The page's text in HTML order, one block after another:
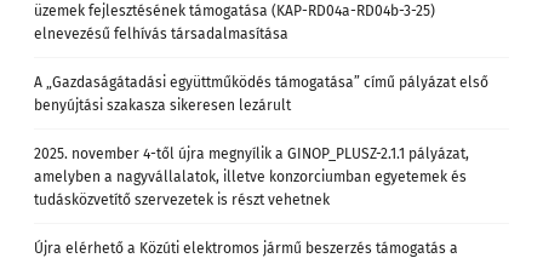
üzemek fejlesztésének támogatása (KAP-RD04a-RD04b-3-25)
elnevezésű felhívás társadalmasítása
A „Gazdaságátadási együttműködés támogatása” című pályázat első
benyújtási szakasza sikeresen lezárult
2025. november 4-től újra megnyílik a GINOP_PLUSZ-2.1.1 pályázat,
amelyben a nagyvállalatok, illetve konzorciumban egyetemek és
tudásközvetítő szervezetek is részt vehetnek
Újra elérhető a Közúti elektromos jármű beszerzés támogatás a